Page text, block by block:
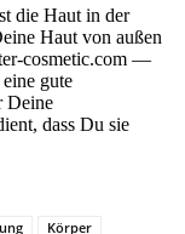
die Haut in der
Haut von außen
cosmetic.com —
gute
Deine
dass Du sie
Körper